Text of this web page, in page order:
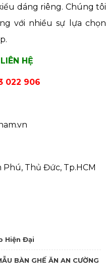
dáng riêng. Chúng tôi
với nhiều sự lựa chọn
HỆ
022 906
Phú, Thủ Đức, Tp.HCM
Hiện Đại
BÀN GHẾ ĂN AN CƯỜNG